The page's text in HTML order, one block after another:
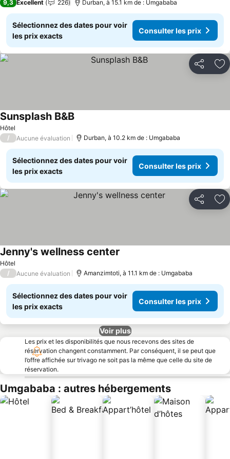
9,3 Excellent 226 Durban, à 15.1 km de : Umgababa
Sélectionnez des dates pour voir
les prix exacts
Consulter les prix
Partager
Hôtel
Sunsplash B&BConsulter les prix
/ Aucune évaluation Durban, à 10.2 km de : Umgababa
Sélectionnez des dates pour voir
les prix exacts
Consulter les prix
Partager
Hôtel
Jenny's wellness center
/ Aucune évaluation Amanzimtoti, à 11.1 km de : Umgababa
Sélectionnez des dates pour voir
les prix exacts
Consulter les prix
Voir plus
Les prix et les disponibilités que nous recevons des sites de
réservation changent constamment. Par conséquent, il se peut que
l’offre affichée sur trivago ne soit pas la même que celle du site de
réservation.
Umgababa : autres hébergements